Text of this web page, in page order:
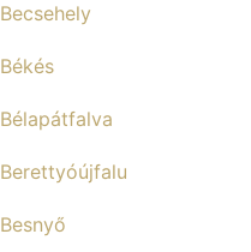
Becsehely
Békés
Bélapátfalva
Berettyóújfalu
Besnyő